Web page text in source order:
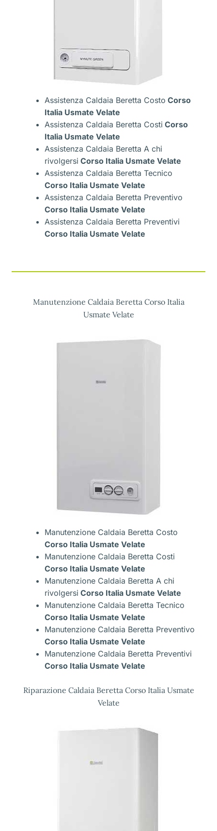
Assistenza Caldaia Beretta Costo Corso
Italia Usmate Velate
Assistenza Caldaia Beretta Costi Corso
Italia Usmate Velate
Assistenza Caldaia Beretta A chi
rivolgersi Corso Italia Usmate Velate
Assistenza Caldaia Beretta Tecnico
Corso Italia Usmate Velate
Assistenza Caldaia Beretta Preventivo
Corso Italia Usmate Velate
Assistenza Caldaia Beretta Preventivi
Corso Italia Usmate Velate
Manutenzione Caldaia Beretta Corso Italia
Usmate Velate
Manutenzione Caldaia Beretta Costo
Corso Italia Usmate Velate
Manutenzione Caldaia Beretta Costi
Corso Italia Usmate Velate
Manutenzione Caldaia Beretta A chi
rivolgersi Corso Italia Usmate Velate
Manutenzione Caldaia Beretta Tecnico
Corso Italia Usmate Velate
Manutenzione Caldaia Beretta Preventivo
Corso Italia Usmate Velate
Manutenzione Caldaia Beretta Preventivi
Corso Italia Usmate Velate
Riparazione Caldaia Beretta Corso Italia Usmate
Velate